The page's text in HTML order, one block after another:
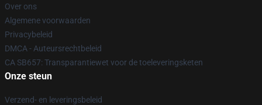
Over ons
Algemene voorwaarden
Privacybeleid
DMCA - Auteursrechtbeleid
CA SB657: Transparantiewet voor de toeleveringsketen
Onze steun
Verzend- en leveringsbeleid